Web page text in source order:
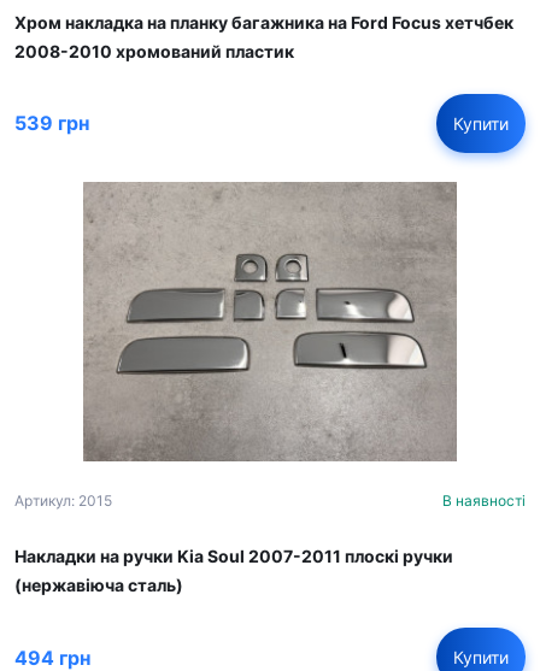
Хром накладка на планку багажника на Ford Focus хетчбек
2008-2010 хромований пластик
539 грн Купити
Артикул: 2015 В наявності
Накладки на ручки Kia Soul 2007-2011 плоскі ручки
(нержавіюча сталь)
494 грн Купити